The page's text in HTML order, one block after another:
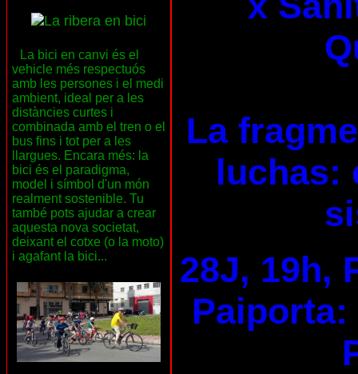
La bici en canvi és el
vehicle més respectuós
amb les persones i el medi
ambient, ideal per a les
distàncies curtes i
combinada amb el tren o el
bus fins i tot per a les
llargues. Encara més: la
bici és el paradigma,
model i símbol d'un món
realment sostenible. Tu
també pots ajudar a crear
aquesta nova societat,
deixant el cotxe (o la moto)
i agafant la bici...
La
luchas:
28J, 19h,
Paiporta: